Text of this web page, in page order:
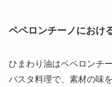
ペペロンチーノにおけ
ひまわり油はペペロンチ
パスタ料理で、素材の味